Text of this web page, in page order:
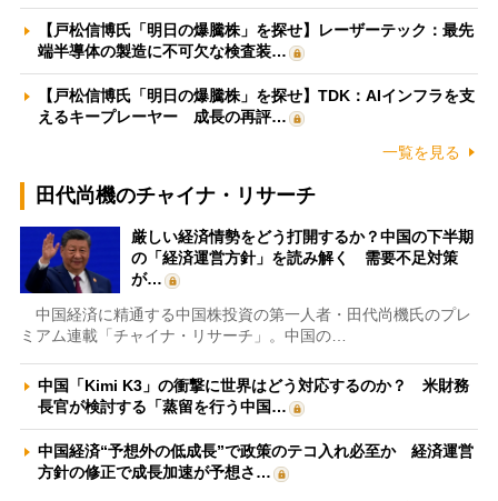
【戸松信博氏「明日の爆騰株」を探せ】レーザーテック：最先
端半導体の製造に不可欠な検査装…
【戸松信博氏「明日の爆騰株」を探せ】TDK：AIインフラを支
えるキープレーヤー 成長の再評…
一覧を見る
田代尚機のチャイナ・リサーチ
厳しい経済情勢をどう打開するか？中国の下半期
の「経済運営方針」を読み解く 需要不足対策
が…
中国経済に精通する中国株投資の第一人者・田代尚機氏のプレ
ミアム連載「チャイナ・リサーチ」。中国の…
中国「Kimi K3」の衝撃に世界はどう対応するのか？ 米財務
長官が検討する「蒸留を行う中国…
中国経済“予想外の低成長”で政策のテコ入れ必至か 経済運営
方針の修正で成長加速が予想さ…